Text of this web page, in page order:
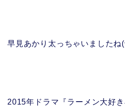
早見あかり太っちゃいましたね
2015年ドラマ『ラーメン大好き